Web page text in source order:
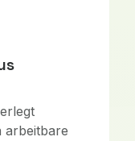
arbeitbare